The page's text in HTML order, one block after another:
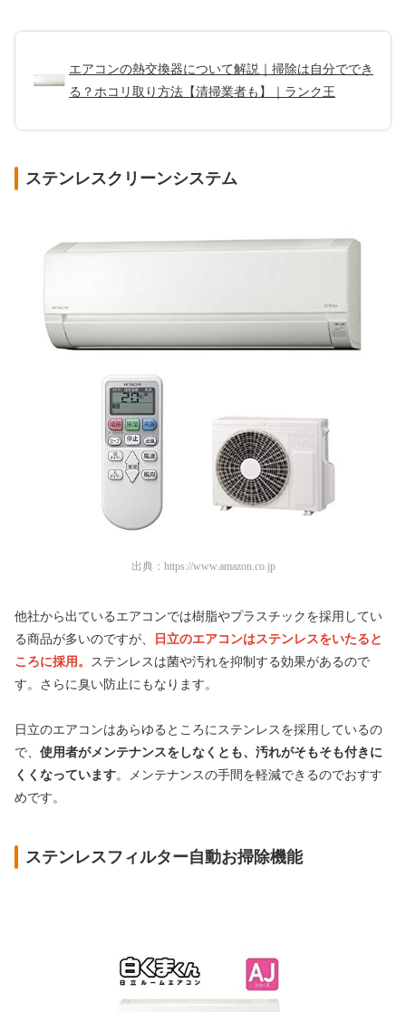
エアコンの熱交換器について解説｜掃除は自分ででき
る？ホコリ取り方法【清掃業者も】｜ランク王
ステンレスクリーンシステム
出典： https://www.amazon.co.jp
他社から出ているエアコンでは樹脂やプラスチックを採用してい
る商品が多いのですが、
日立のエアコンはステンレスをいたると
ころに採用。
ステンレスは菌や汚れを抑制する効果があるので
す。さらに臭い防止にもなります。
日立のエアコンはあらゆるところにステンレスを採用しているの
で、 使用者がメンテナンスをしなくとも、汚れがそもそも付きに
くくなっています。メンテナンスの手間を軽減できるのでおすす
めです。
ステンレスフィルター自動お掃除機能